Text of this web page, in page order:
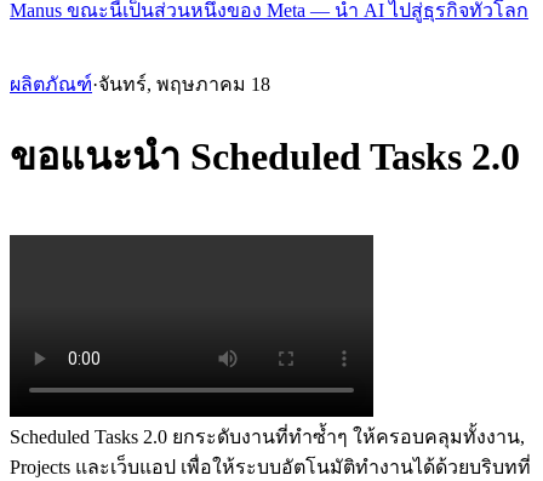
Manus ขณะนี้เป็นส่วนหนึ่งของ Meta — นำ AI ไปสู่ธุรกิจทั่วโลก
ผลิตภัณฑ์·จันทร์, พฤษภาคม 18
ขอแนะนำ Scheduled Tasks 2.0
Scheduled Tasks 2.0 ยกระดับงานที่ทำซ้ำๆ ให้ครอบคลุมทั้งงาน,
Projects และเว็บแอป เพื่อให้ระบบอัตโนมัติทำงานได้ด้วยบริบทที่